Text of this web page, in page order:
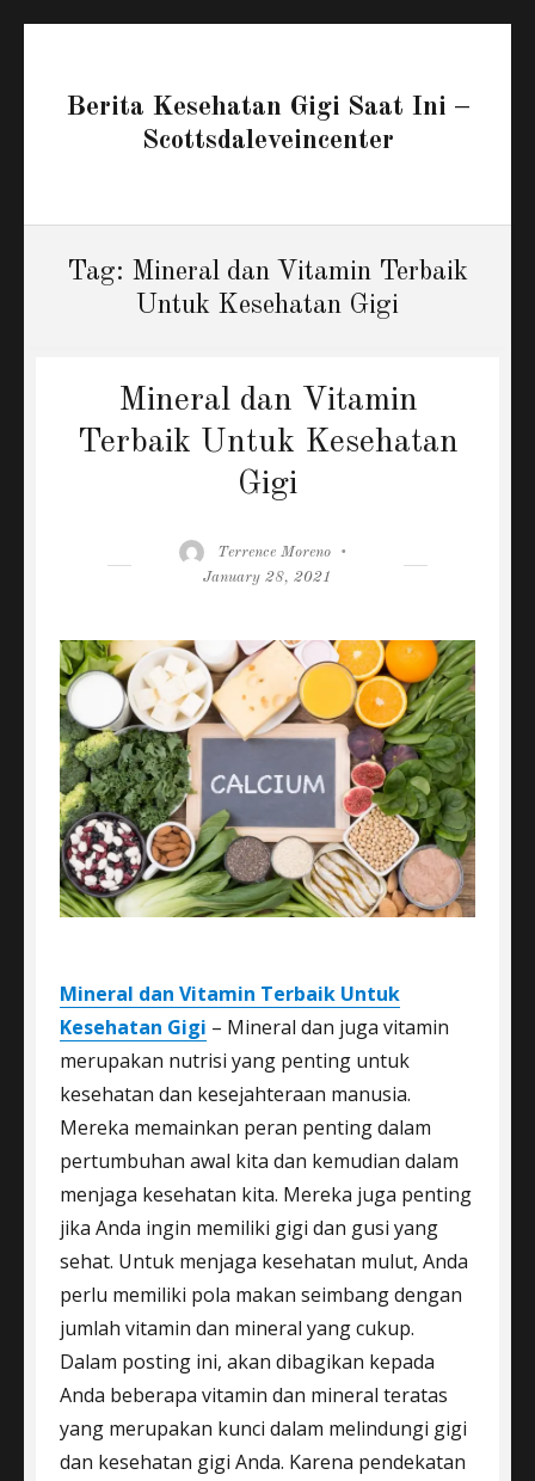
Berita Kesehatan Gigi Saat Ini –
Scottsdaleveincenter
Tag: Mineral dan Vitamin Terbaik
Untuk Kesehatan Gigi
Mineral dan Vitamin
Terbaik Untuk Kesehatan
Gigi
Author
Terrence Moreno
January 28, 2021
Mineral dan Vitamin Terbaik Untuk
Kesehatan Gigi – Mineral dan juga vitamin
merupakan nutrisi yang penting untuk
kesehatan dan kesejahteraan manusia.
Mereka memainkan peran penting dalam
pertumbuhan awal kita dan kemudian dalam
menjaga kesehatan kita. Mereka juga penting
jika Anda ingin memiliki gigi dan gusi yang
sehat. Untuk menjaga kesehatan mulut, Anda
perlu memiliki pola makan seimbang dengan
jumlah vitamin dan mineral yang cukup.
Dalam posting ini, akan dibagikan kepada
Anda beberapa vitamin dan mineral teratas
yang merupakan kunci dalam melindungi gigi
dan kesehatan gigi Anda. Karena pendekatan